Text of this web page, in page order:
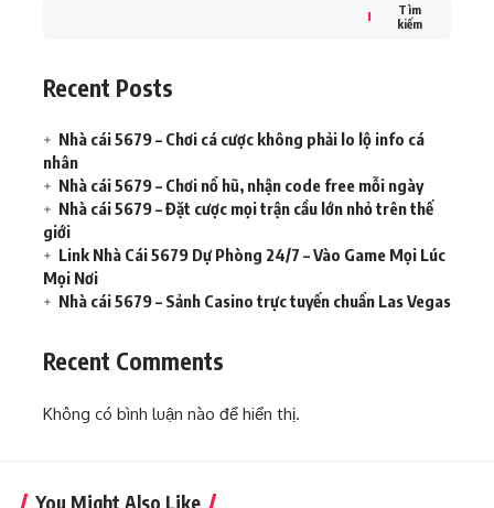
Tìm
kiếm
Recent Posts
Nhà cái 5679 – Chơi cá cược không phải lo lộ info cá
nhân
Nhà cái 5679 – Chơi nổ hũ, nhận code free mỗi ngày
Nhà cái 5679 – Đặt cược mọi trận cầu lớn nhỏ trên thế
giới
Link Nhà Cái 5679 Dự Phòng 24/7 – Vào Game Mọi Lúc
Mọi Nơi
Nhà cái 5679 – Sảnh Casino trực tuyến chuẩn Las Vegas
Recent Comments
Không có bình luận nào để hiển thị.
You Might Also Like